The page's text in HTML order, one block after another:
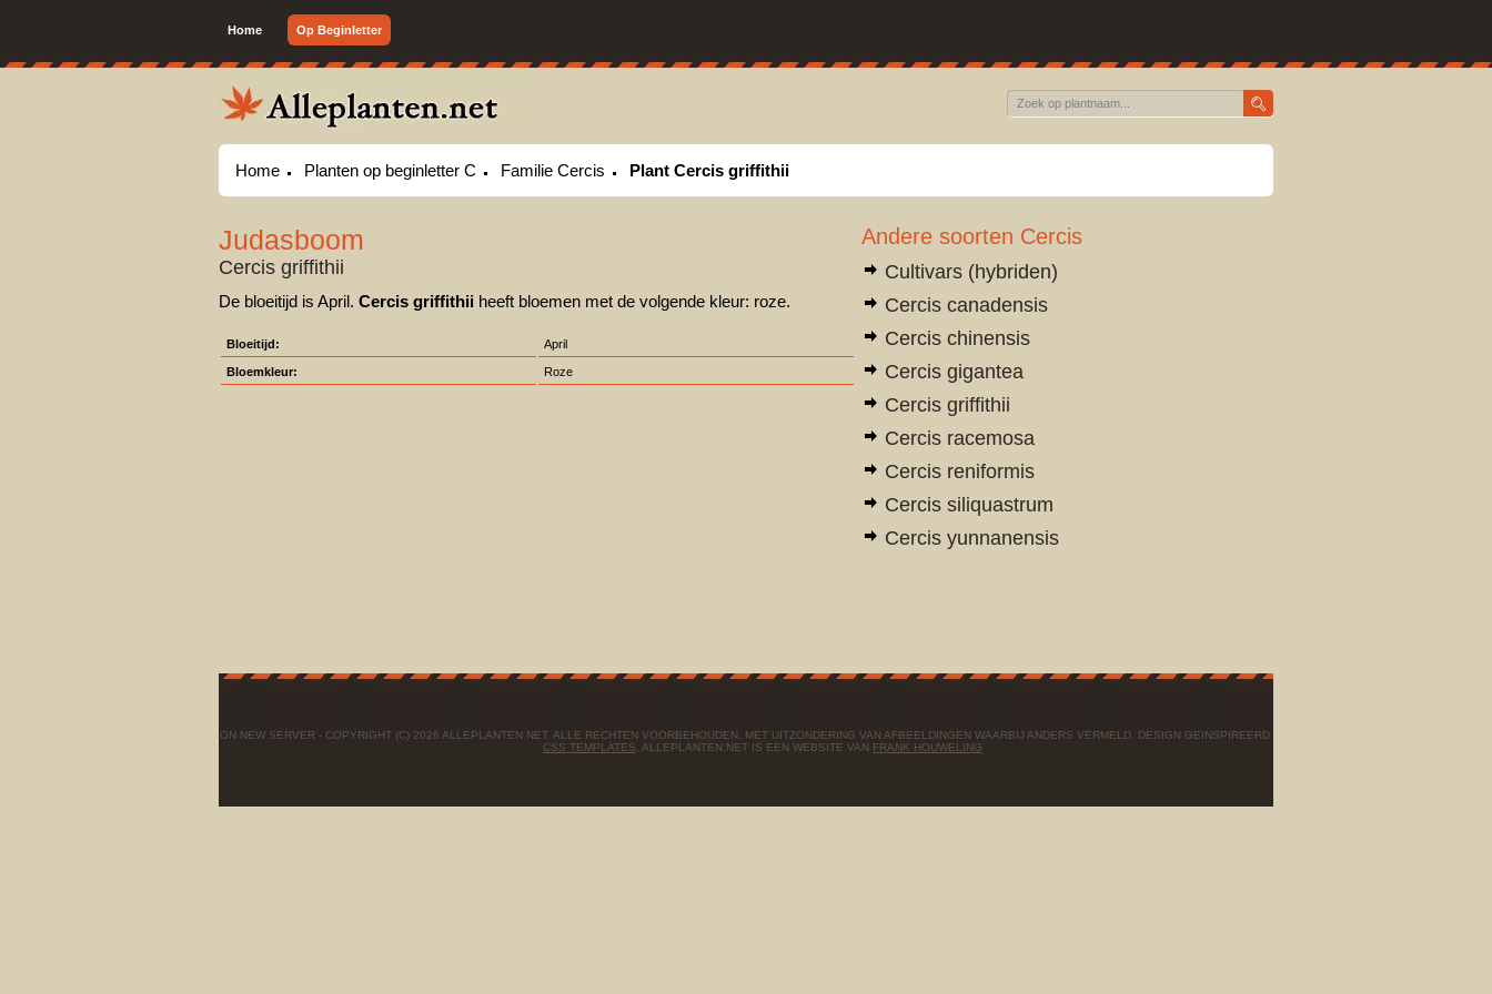
Home Op Beginletter
Home Planten op beginletter C Familie Cercis Plant Cercis griffithii
Judasboom
Cercis griffithii
De bloeitijd is April. Cercis griffithii heeft bloemen met de volgende kleur: roze.
Bloeitijd: April
Bloemkleur: Roze
Andere soorten Cercis
Cultivars (hybriden)
Cercis canadensis
Cercis chinensis
Cercis gigantea
Cercis griffithii
Cercis racemosa
Cercis reniformis
Cercis siliquastrum
Cercis yunnanensis
ON NEW SERVER - COPYRIGHT (C) 2026 ALLEPLANTEN.NET. ALLE RECHTEN VOORBEHOUDEN, MET UITZONDERING VAN AFBEELDINGEN WAARBIJ ANDERS VERMELD. DESIGN GEINSPIREERD DOOR
CSS TEMPLATES . ALLEPLANTEN.NET IS EEN WEBSITE VAN FRANK HOUWELING